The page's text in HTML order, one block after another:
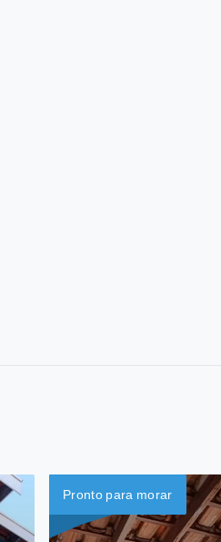
Pronto para morar